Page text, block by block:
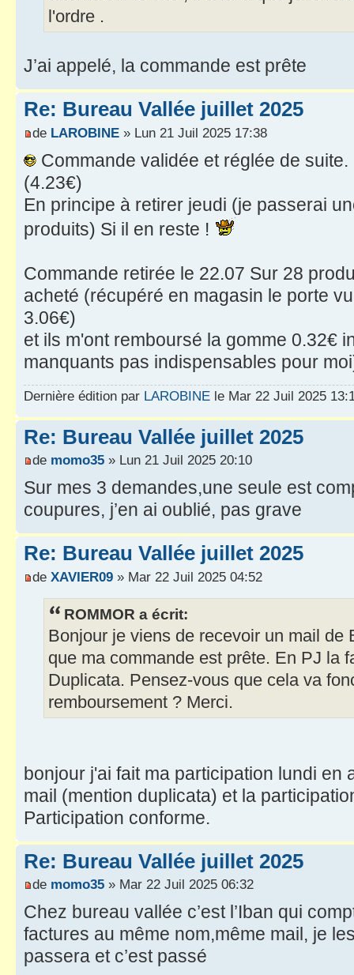
l'ordre .
J’ai appelé, la commande est prête
Re: Bureau Vallée juillet 2025
de LAROBINE » Lun 21 Juil 2025 17:38
Commande validée et réglée de
(4.23€)
En principe à retirer jeudi (je passerai
produits) Si il en reste !
Commande retirée le 22.07 Sur 28
acheté (récupéré en magasin le porte
3.06€)
et ils m'ont remboursé la gomme 0.32€
manquants pas indispensables pour
Dernière édition par LAROBINE le Mar 22 Juil 2025
Re: Bureau Vallée juillet 2025
de momo35 » Lun 21 Juil 2025 20:10
Sur mes 3 demandes,une seule est
coupures, j’en ai oublié, pas grave
Re: Bureau Vallée juillet 2025
de XAVIER09 » Mar 22 Juil 2025 04:52
ROMMOR a écrit:
Bonjour je viens de recevoir un mail de
que ma commande est prête. En PJ la
Duplicata. Pensez-vous que cela va
remboursement ? Merci.
bonjour j'ai fait ma participation lundi en
mail (mention duplicata) et la
Participation conforme.
Re: Bureau Vallée juillet 2025
de momo35 » Mar 22 Juil 2025 06:32
Chez bureau vallée c’est l’Iban qui
factures au même nom,même mail, je
passera et c’est passé